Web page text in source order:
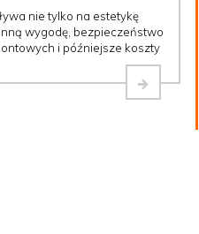
nie tylko na estetykę
wygodę, bezpieczeństwo
i późniejsze koszty